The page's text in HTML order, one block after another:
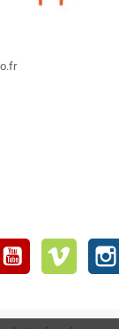
YouTube Vimeo